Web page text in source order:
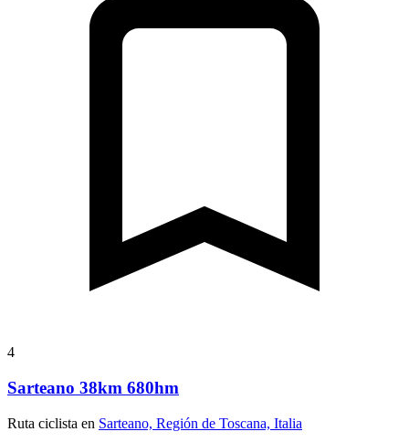
4
Sarteano 38km 680hm
Ruta ciclista en Sarteano, Región de Toscana, Italia